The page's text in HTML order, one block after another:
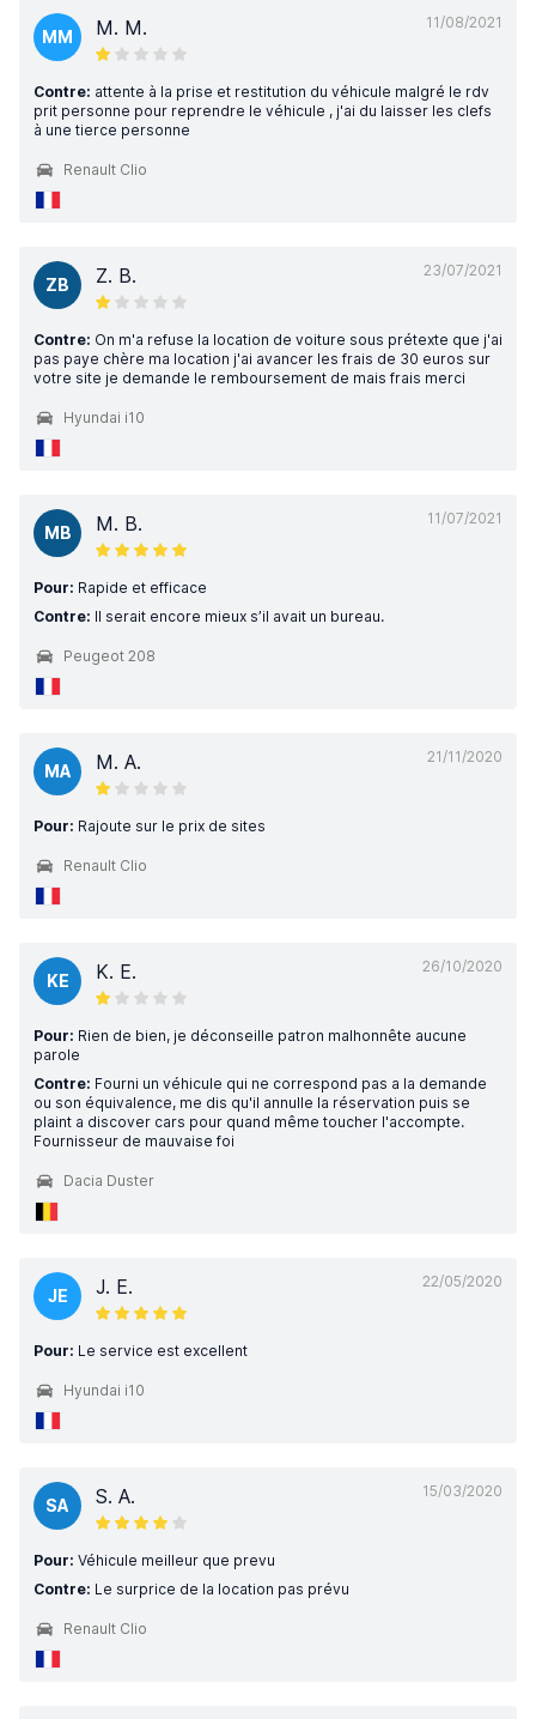
11/08/2021
MM M. M.
Contre: attente à la prise et restitution du véhicule malgré le rdv
prit personne pour reprendre le véhicule , j'ai du laisser les clefs
à une tierce personne
Renault Clio
23/07/2021
ZB Z. B.
Contre: On m'a refuse la location de voiture sous prétexte que j'ai
pas paye chère ma location j'ai avancer les frais de 30 euros sur
votre site je demande le remboursement de mais frais merci
Hyundai i10
11/07/2021
MB M. B.
Pour: Rapide et efficace
Contre: Il serait encore mieux s’il avait un bureau.
Peugeot 208
21/11/2020
MA M. A.
Pour: Rajoute sur le prix de sites
Renault Clio
26/10/2020
KE K. E.
Pour: Rien de bien, je déconseille patron malhonnête aucune
parole
Contre: Fourni un véhicule qui ne correspond pas a la demande
ou son équivalence, me dis qu'il annulle la réservation puis se
plaint a discover cars pour quand même toucher l'accompte.
Fournisseur de mauvaise foi
Dacia Duster
22/05/2020
JE J. E.
Pour: Le service est excellent
Hyundai i10
15/03/2020
SA S. A.
Pour: Véhicule meilleur que prevu
Contre: Le surprice de la location pas prévu
Renault Clio